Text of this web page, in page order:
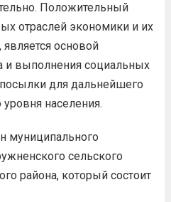
Положительный
отраслей экономики и их
основой
выполнения социальных
для дальнейшего
населения.
муниципального
сельского
района, который состоит